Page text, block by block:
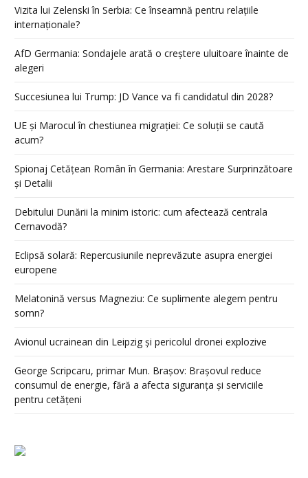
Vizita lui Zelenski în Serbia: Ce înseamnă pentru relațiile
internaționale?
AfD Germania: Sondajele arată o creștere uluitoare înainte de
alegeri
Succesiunea lui Trump: JD Vance va fi candidatul din 2028?
UE și Marocul în chestiunea migrației: Ce soluții se caută
acum?
Spionaj Cetățean Român în Germania: Arestare Surprinzătoare
și Detalii
Debitului Dunării la minim istoric: cum afectează centrala
Cernavodă?
Eclipsă solară: Repercusiunile neprevăzute asupra energiei
europene
Melatonină versus Magneziu: Ce suplimente alegem pentru
somn?
Avionul ucrainean din Leipzig și pericolul dronei explozive
George Scripcaru, primar Mun. Brașov: Brașovul reduce
consumul de energie, fără a afecta siguranța și serviciile
pentru cetățeni